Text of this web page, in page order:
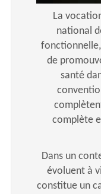
La
national
de
santé
complète
Dans un
évoluent à
constitue un